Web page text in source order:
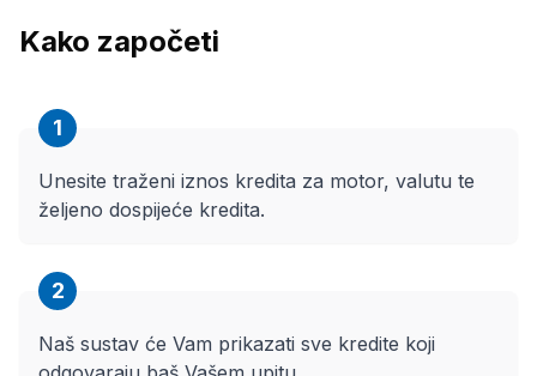
Kako započeti
1
Unesite traženi iznos kredita za motor, valutu te
željeno dospijeće kredita.
2
Naš sustav će Vam prikazati sve kredite koji